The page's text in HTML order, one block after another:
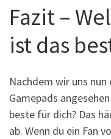
Fazit –
ist das
Nachdem wir uns
Gamepads
beste für dich? Das
ab. Wenn du ein Fan